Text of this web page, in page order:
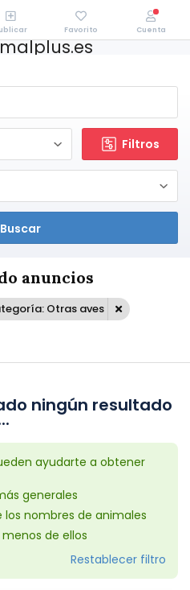
Filtros
Buscar
anuncios
Otras aves
ningún resultado
ayudarte a obtener
generales
los nombres de animales
de ellos
Restablecer filtro
Favorito Cuenta